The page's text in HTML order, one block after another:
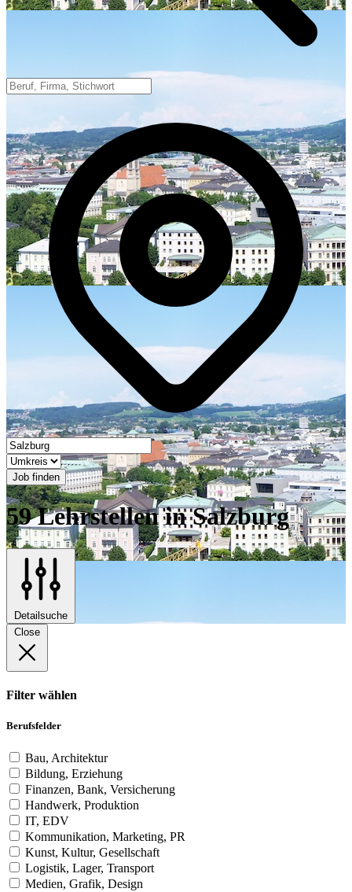
Job finden
59 Lehrstellen in Salzburg
Detailsuche
Close
Filter wählen
Berufsfelder
Bau, Architektur
Bildung, Erziehung
Finanzen, Bank, Versicherung
Handwerk, Produktion
IT, EDV
Kommunikation, Marketing, PR
Kunst, Kultur, Gesellschaft
Logistik, Lager, Transport
Medien, Grafik, Design